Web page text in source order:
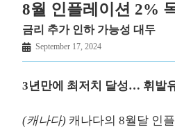
8월 인플레이션 2%
금리 추가 인하 가능성 대두
September 17, 2024
3년만에 최저치 달성… 휘발
(캐나다) 캐나다의 8월달 인